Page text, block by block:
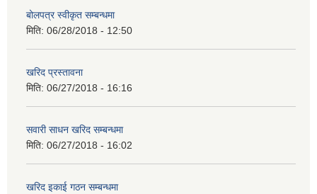
बोलपत्र स्वीकृत सम्बन्धमा
मिति: 06/28/2018 - 12:50
खरिद प्रस्तावना
मिति: 06/27/2018 - 16:16
सवारी साधन खरिद सम्बन्धमा
मिति: 06/27/2018 - 16:02
खरिद इकाई गठन सम्बन्धमा